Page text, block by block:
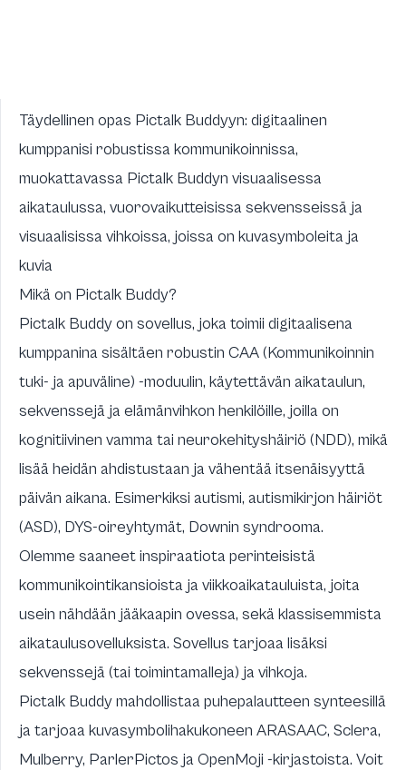
Täydellinen opas Pictalk Buddyyn: digitaalinen
kumppanisi robustissa kommunikoinnissa,
muokattavassa Pictalk Buddyn visuaalisessa
aikataulussa, vuorovaikutteisissa sekvensseissä ja
visuaalisissa vihkoissa, joissa on kuvasymboleita ja
kuvia
Mikä on Pictalk Buddy?
Pictalk Buddyon sovellus, joka toimii digitaalisena
kumppanina sisältäen robustin CAA (Kommunikoinnin
tuki- ja apuväline) -moduulin, käytettävän aikataulun,
sekvenssejä ja elämänvihkon henkilöille, joilla on
kognitiivinen vamma tai neurokehityshäiriö (NDD), mikä
lisää heidän ahdistustaan ja vähentää itsenäisyyttä
päivän aikana. Esimerkiksi autismi, autismikirjon häiriöt
(ASD), DYS-oireyhtymät, Downin syndrooma.
Olemme saaneet inspiraatiota perinteisistä
kommunikointikansioista ja viikkoaikatauluista, joita
usein nähdään jääkaapin ovessa, sekä klassisemmista
aikataulusovelluksista. Sovellus tarjoaa lisäksi
sekvenssejä (tai toimintamalleja) ja vihkoja.
Pictalk Buddy mahdollistaa puhepalautteen synteesillä
ja tarjoaa kuvasymbolihakukoneen ARASAAC, Sclera,
Mulberry, ParlerPictos jaOpenMoji -kirjastoista. Voit